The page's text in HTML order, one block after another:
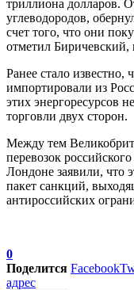
триллиона долларов.
углеводородов,
счет того, что они
отметил
Ранее стало известно,
импортировали из
этих энергоресурсов
торговли двух сторон.
Между тем
перевозок
Лондоне заявили, что
пакет санкций,
антироссийских
0
Поделится Facebook
адрес